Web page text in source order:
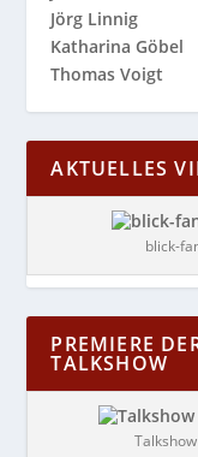
Jörg Linnig
Katharina Göbel
Thomas Voigt
AKTUELLES
blick-
PREMIERE
TALKSHOW